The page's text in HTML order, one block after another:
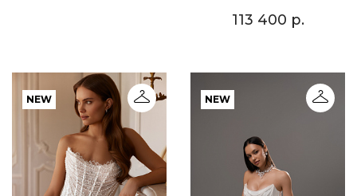
113 400 р.
NEW NEW